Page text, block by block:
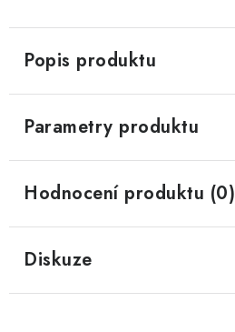
Popis produktu
Parametry produktu
Hodnocení produktu (0)
Diskuze